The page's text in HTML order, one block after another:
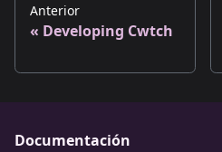
Anterior
Developing Cwtch
Documentación